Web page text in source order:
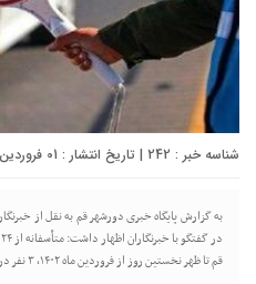
شناسه خبر : 242 | تاریخ انتشار : 01 فروردین 1402 - 12:39 |
به گزارش پایگاه خبری دورشهر قم به نقل از
قم تا ظهر نخستین روز از فروردین ماه ۱۴۰۲، ۳ نفر در حوادث جاده‌ای جان خود را از […]